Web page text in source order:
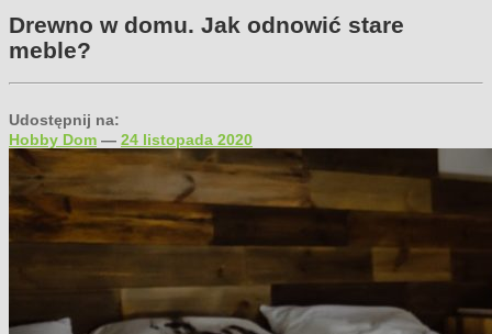
Drewno w domu. Jak odnowić stare
meble?
Udostępnij na:
Hobby Dom — 24 listopada 2020